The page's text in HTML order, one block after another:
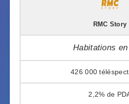
RMC Story
Habitations
426 000
2,2%